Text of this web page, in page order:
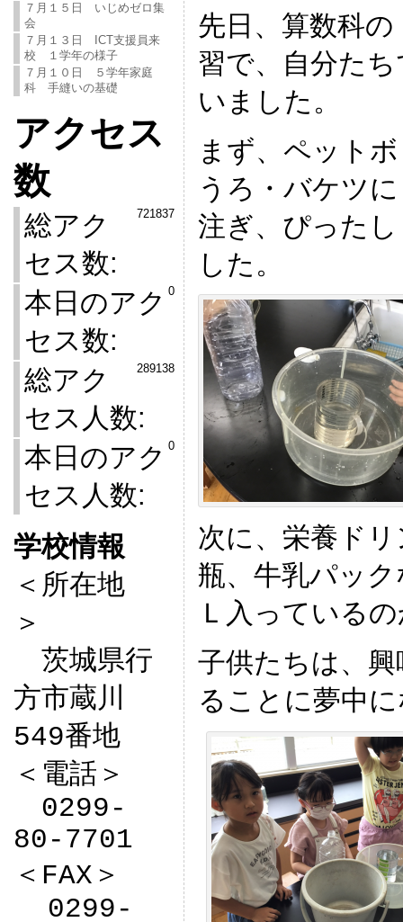
７月１５日 いじめゼロ集
会
７月１３日 ICT支援員来
校 １学年の様子
７月１０日 ５学年家庭
科 手縫いの基礎
アクセス
数
721837
総アク
セス数:
0
本日のアク
セス数:
289138
総アク
セス人数:
0
本日のアク
セス人数:
学校情報
＜所在地
＞
茨城県行
方市蔵川
549番地
＜電話＞
0299-
80-7701
＜FAX＞
先日、算数科
習で、自分た
いました。
まず、ペット
うろ・バケツ
注ぎ、ぴった
した。
次に、栄養ド
瓶、牛乳パッ
Ｌ入っている
子供たちは、
ることに夢中